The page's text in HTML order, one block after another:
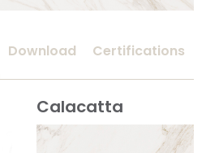
Download Certifications
Calacatta